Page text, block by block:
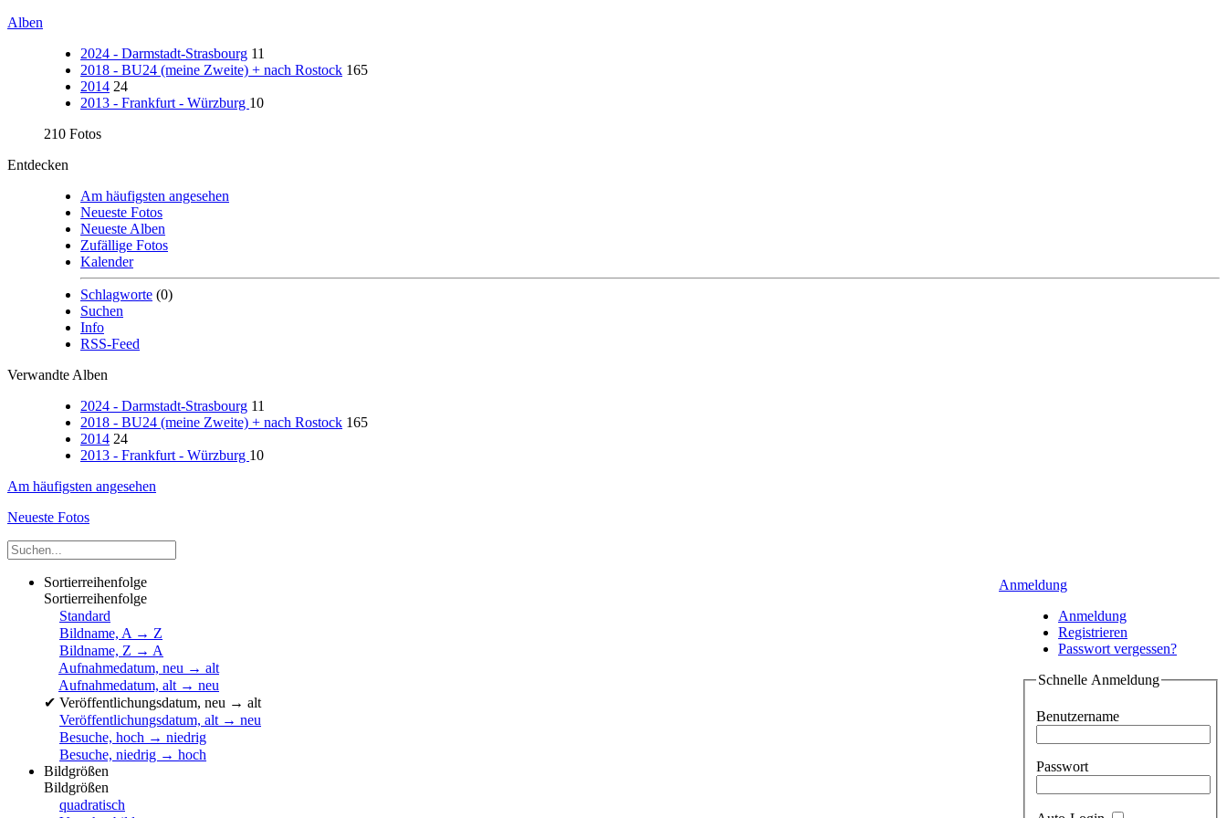
Alben
2024 - Darmstadt-Strasbourg 11
2018 - BU24 (meine Zweite) + nach Rostock 165
2014 24
2013 - Frankfurt - Würzburg 10
210 Fotos
Entdecken
Am häufigsten angesehen
Neueste Fotos
Neueste Alben
Zufällige Fotos
Kalender
Schlagworte (0)
Suchen
Info
RSS-Feed
Verwandte Alben
2024 - Darmstadt-Strasbourg 11
2018 - BU24 (meine Zweite) + nach Rostock 165
2014 24
2013 - Frankfurt - Würzburg 10
Am häufigsten angesehen
Neueste Fotos
Anmeldung
Anmeldung
Registrieren
Passwort vergessen?
Schnelle Anmeldung
Benutzername
Passwort
Sortierreihenfolge
Sortierreihenfolge
Standard
Bildname, A → Z
Bildname, Z → A
Aufnahmedatum, neu → alt
Aufnahmedatum, alt → neu
✔ Veröffentlichungsdatum, neu → alt
Veröffentlichungsdatum, alt → neu
Besuche, hoch → niedrig
Besuche, niedrig → hoch
Bildgrößen
Bildgrößen
quadratisch